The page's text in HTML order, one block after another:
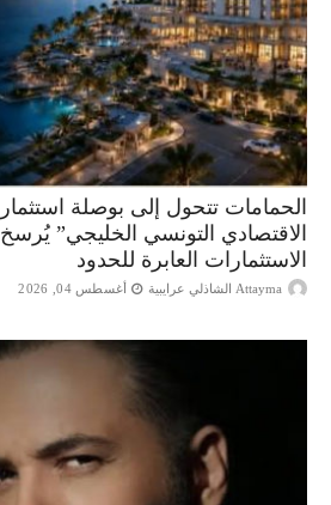
الحمامات تتحول إلى بوصلة
الاقتصادي التونسي الخليجي”
الاستثمارات العابرة للحدود
Attayma الشاذلي عرايبية أغسطس 04, 2026